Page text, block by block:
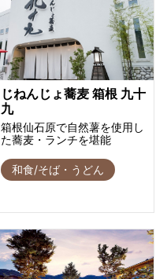
じねんじょ蕎麦 箱根 九十
九
箱根仙石原で自然薯を使用し
た蕎麦・ランチを堪能
和食/そば・うどん